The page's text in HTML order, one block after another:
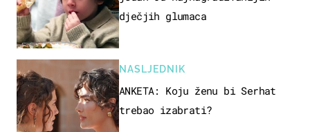
dječjih glumaca
NASLJEDNIK
ANKETA: Koju ženu bi Serhat
trebao izabrati?